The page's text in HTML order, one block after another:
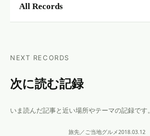
All Records
NEXT RECORDS
次に読む記録
いま読んだ記事と近い場所やテーマの記録です。
旅先／ご当地グルメ2018.03.12